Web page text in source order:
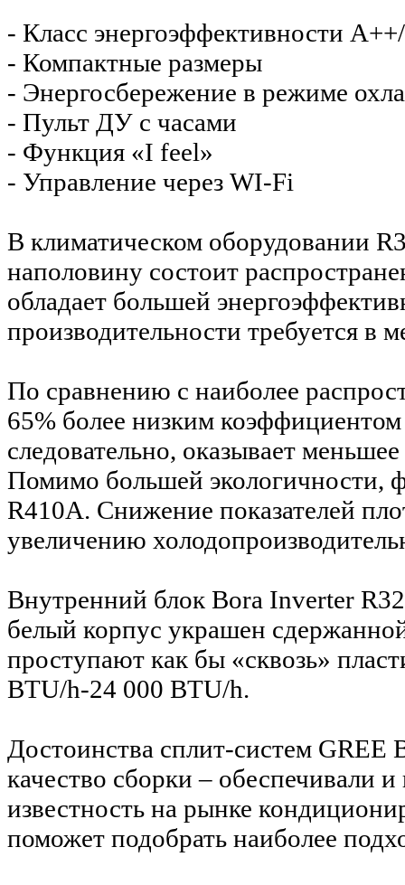
- Класс энергоэффективности
- Компактные размеры
- Энергосбережение в режиме
- Пульт ДУ с часами
- Функция «I feel»
- Управление через WI-Fi
В климатическом оборудовании
наполовину состоит
обладает большей
производительности требуется в
По сравнению с наиболее
65% более низким
следовательно, оказывает
Помимо большей экологичности,
R410A. Снижение показателей
увеличению
Внутренний блок Bora Inverter
белый корпус украшен
проступают как бы «сквозь»
BTU/h-24 000 BTU/h.
Достоинства сплит-систем GREE
качество сборки – обеспечивали
известность на рынке
поможет подобрать наиболее